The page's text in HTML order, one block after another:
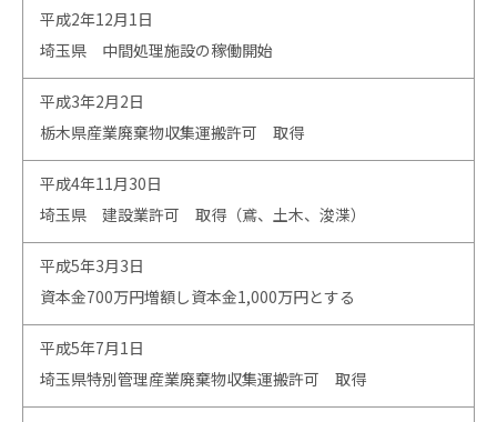
平成2年12月1日
埼玉県 中間処理施設の稼働開始
平成3年2月2日
栃木県産業廃棄物収集運搬許可 取得
平成4年11月30日
埼玉県 建設業許可 取得（鳶、土木、浚渫）
平成5年3月3日
資本金700万円増額し資本金1,000万円とする
平成5年7月1日
埼玉県特別管理産業廃棄物収集運搬許可 取得